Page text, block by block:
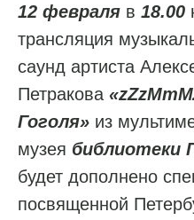
12 февраля в 18.00
трансляция
саунд артиста
Петракова
Гоголя» из
музея библиотеки
будет дополнено
посвященной